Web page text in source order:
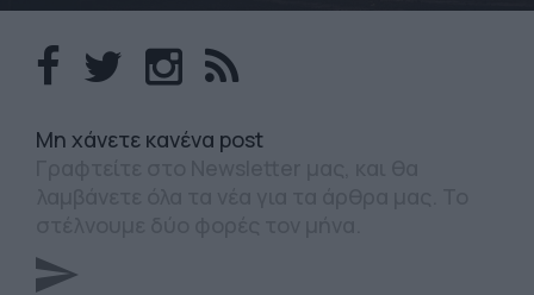
Mη χάνετε κανένα post